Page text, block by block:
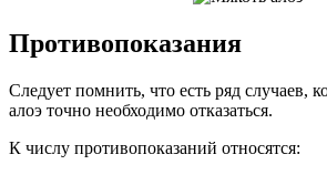
Противопоказания
Следует помнить, что есть ряд случаев,
алоэ точно необходимо отказаться.
К числу противопоказаний относятся: